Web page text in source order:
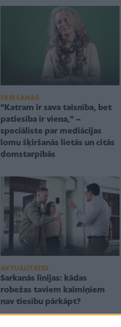
ŠĶIRŠANĀS
"Katram ir sava taisnība, bet
patiesība ir viena," –
speciāliste par mediācijas
lomu šķiršanās lietās un citās
domstarpībās
AKTUALITĀTES
Sarkanās līnijas: kādas
robežas taviem kaimiņiem
nav tiesību pārkāpt?